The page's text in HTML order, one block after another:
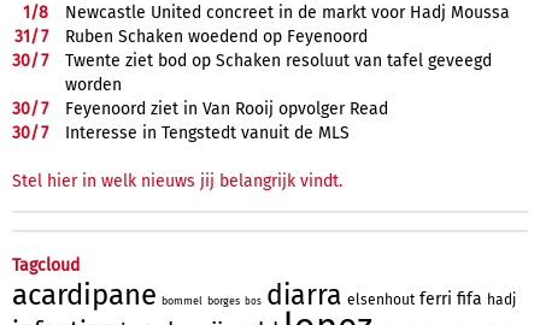
1/8
Newcastle United concreet in de markt voor Hadj Moussa
31/7
Ruben Schaken woedend op Feyenoord
30/7
Twente ziet bod op Schaken resoluut van tafel geveegd
worden
30/7
Feyenoord ziet in Van Rooij opvolger Read
30/7 Interesse in Tengstedt vanuit de MLS
Stel hier in welk nieuws jij belangrijk vindt.
Tagcloud
acardipane bommel borges bos diarra elsenhout ferri fifa hadj